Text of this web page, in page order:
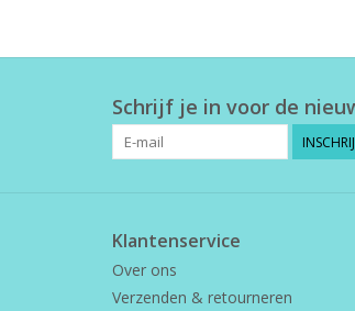
Schrijf je in voor de
Klantenservice
Over ons
Verzenden & retourneren